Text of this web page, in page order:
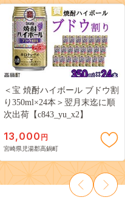
＜宝 焼酎ハイボール ブドウ割
り350ml×24本＞翌月末迄に順
次出荷【c843_yu_x2】
13,000 円
宮崎県児湯郡高鍋町